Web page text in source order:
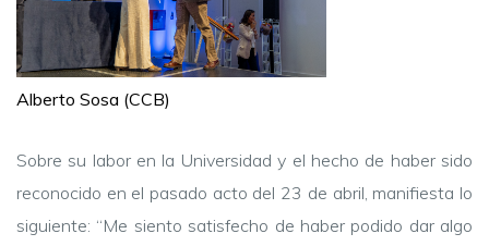
Alberto Sosa (CCB)
Sobre su labor en la Universidad y el hecho de haber sido
reconocido en el pasado acto del 23 de abril, manifiesta lo
siguiente: “Me siento satisfecho de haber podido dar algo